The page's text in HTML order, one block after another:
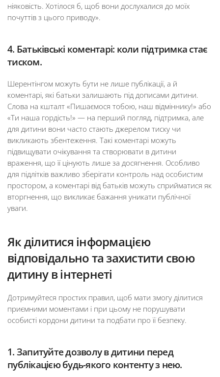
ніяковість. Хотілося б, щоб вони дослухалися до моїх
почуттів з цього приводу».
4. Батьківські коментарі: коли підтримка стає
тиском.
Шерентінгом можуть бути не лише публікації, а й
коментарі, які батьки залишають під дописами дитини.
Слова на кшталт «Пишаємося тобою, наш відміннику!» або
«Ти наша гордість!» — на перший погляд, підтримка, але
для дитини вони часто стають джерелом тиску чи
викликають збентеження. Такі коментарі можуть
підвищувати очікування та створювати в дитини
враження, що її цінують лише за досягнення. Особливо
для підлітків важливо зберігати контроль над особистим
простором, а коментарі від батьків можуть сприйматися як
вторгнення, що викликає бажання уникати публічної
уваги.
Як ділитися інформацією
відповідально та захистити свою
дитину в інтернеті
Дотримуйтеся простих правил, щоб мати змогу ділитися
приємними моментами і при цьому не порушувати
особисті кордони дитини та подбати про її безпеку.
1. Запитуйте дозволу в дитини перед
публікацією будь-якого контенту з нею.